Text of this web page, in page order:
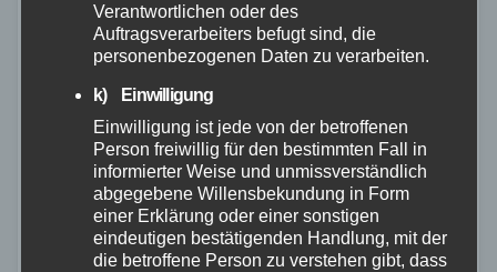
ALLGEMEIN POLIZEI
Vorstellung des Polizeiberufs an der
Hochschule der Polizei Rheinland-Pfalz
Verantwortlichen oder des
Auftragsverarbeiters befugt sind, die
personenbezogenen Daten zu verarbeiten.
k) Einwilligung
Einwilligung ist jede von der betroffenen
Person freiwillig für den bestimmten Fall in
informierter Weise und unmissverständlich
abgegebene Willensbekundung in Form
einer Erklärung oder einer sonstigen
eindeutigen bestätigenden Handlung, mit der
die betroffene Person zu verstehen gibt, dass